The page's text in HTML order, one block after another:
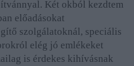
Két okból kezdtem
előadásokat
szolgálatoknál, speciális
elég jó emlékeket
is érdekes kihívásnak